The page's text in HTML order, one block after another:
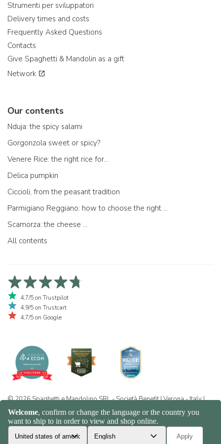
Strumenti per sviluppatori
Delivery times and costs
Frequently Asked Questions
Contacts
Give Spaghetti & Mandolin as a gift
Network
Our contents
Nduja: the spicy salami
Gorgonzola sweet or spicy?
Venere Rice: the right rice for...
Delica pumpkin
Ciccioli, from the peasant tradition
Parmigiano Reggiano: how to choose the right one
Scamorza: the cheese ...
All contents
4,7/5 on Trustpilot
4,9/5 on Trustcart
4,7/5 on Google
© 2026 Spaghetti e Mandolino SRL - Società Benefit | Verona - Italy |
+39 351 865 9444 | P.I. IT04913730232 | Certificazione BIO: IT-BIO-
016.380-0110744.2026.001 | REA VR-455804 | Privacy and cookie
policy|Sitemap